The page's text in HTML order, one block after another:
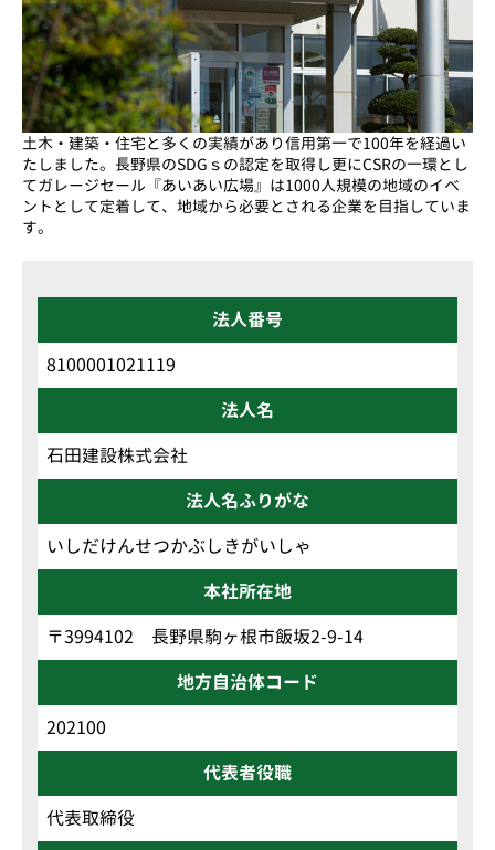
土木・建築・住宅と多くの実績があり信用第一で100年を経過い
たしました。長野県のSDGｓの認定を取得し更にCSRの一環とし
てガレージセール『あいあい広場』は1000人規模の地域のイベ
ントとして定着して、地域から必要とされる企業を目指していま
す。
法人番号
8100001021119
法人名
石田建設株式会社
法人名ふりがな
いしだけんせつかぶしきがいしゃ
本社所在地
〒3994102 長野県駒ヶ根市飯坂2-9-14
地方自治体コード
202100
代表者役職
代表取締役